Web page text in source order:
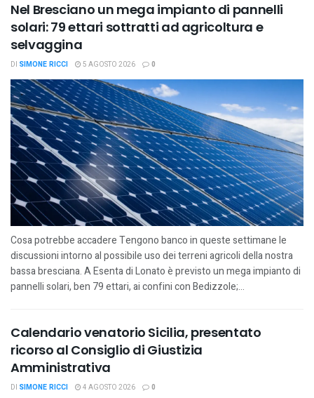
Nel Bresciano un mega impianto di pannelli
solari: 79 ettari sottratti ad agricoltura e
selvaggina
DI SIMONE RICCI 5 AGOSTO 2026 0
Cosa potrebbe accadere Tengono banco in queste settimane le
discussioni intorno al possibile uso dei terreni agricoli della nostra
bassa bresciana. A Esenta di Lonato è previsto un mega impianto di
pannelli solari, ben 79 ettari, ai confini con Bedizzole;...
Calendario venatorio Sicilia, presentato
ricorso al Consiglio di Giustizia
Amministrativa
DI SIMONE RICCI 4 AGOSTO 2026 0